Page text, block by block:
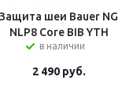
Защита шеи Bauer NG
NLP8 Core BIB YTH
в наличии
2 490руб.